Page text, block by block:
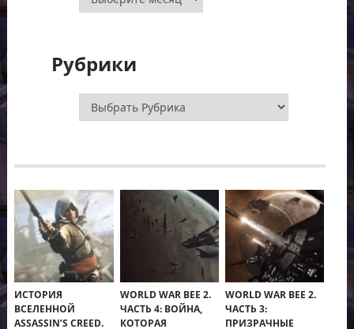
Рубрики
Рубрики
ИСТОРИЯ
ВСЕЛЕННОЙ
ASSASSIN’S CREED.
WORLD WAR BEE 2.
ЧАСТЬ 4: ВОЙНА,
КОТОРАЯ
WORLD WAR BEE 2.
ЧАСТЬ 3:
ПРИЗРАЧНЫЕ